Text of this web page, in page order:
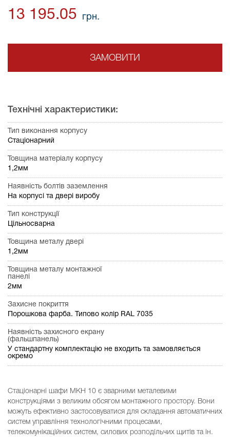
13 195.05 грн.
ЗАМОВИТИ
Технічні характеристики:
Тип виконання корпусу
Стаціонарний
Товщина матеріалу корпусу
1,2мм
Наявність болтів заземлення
На корпусі та двері виробу
Тип конструкції
Цільносварна
Товщина металу двері
1,2мм
Товщина металу монтажної
панелі
2мм
Захисне покриття
Порошкова фарба. Типово колір RAL 7035
Наявність захисного екрану
(фальшпанель)
У стандартну комплектацію не входить та замовляється
окремо
Стаціонарні шафи МКН 10 є зварними металевими
конструкціями з великим обсягом монтажного простору. Вони
можуть ефективно застосовуватися для складання автоматичних
систем управління технологічними процесами,
телекомунікаційних систем, силових розподільчих щитів та ін.